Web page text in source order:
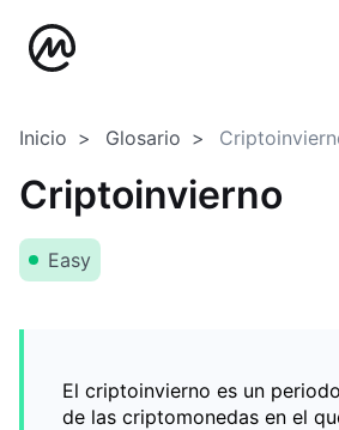
Inicio Glosario
Criptoinvierno
Easy
El criptoinvierno es un
de las criptomonedas en el